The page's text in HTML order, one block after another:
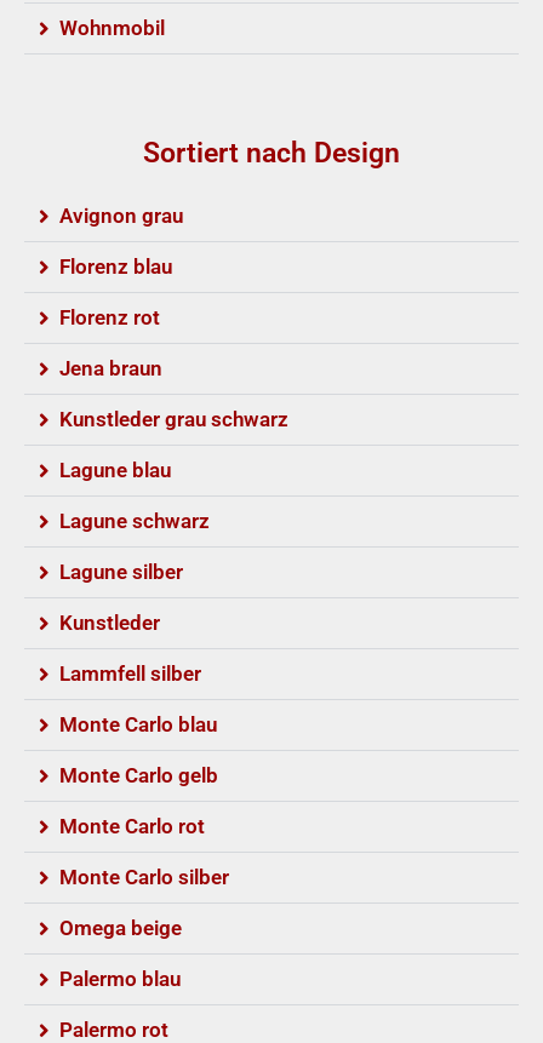
Wohnmobil
Sortiert nach Design
Avignon grau
Florenz blau
Florenz rot
Jena braun
Kunstleder grau schwarz
Lagune blau
Lagune schwarz
Lagune silber
Kunstleder
Lammfell silber
Monte Carlo blau
Monte Carlo gelb
Monte Carlo rot
Monte Carlo silber
Omega beige
Palermo blau
Palermo rot